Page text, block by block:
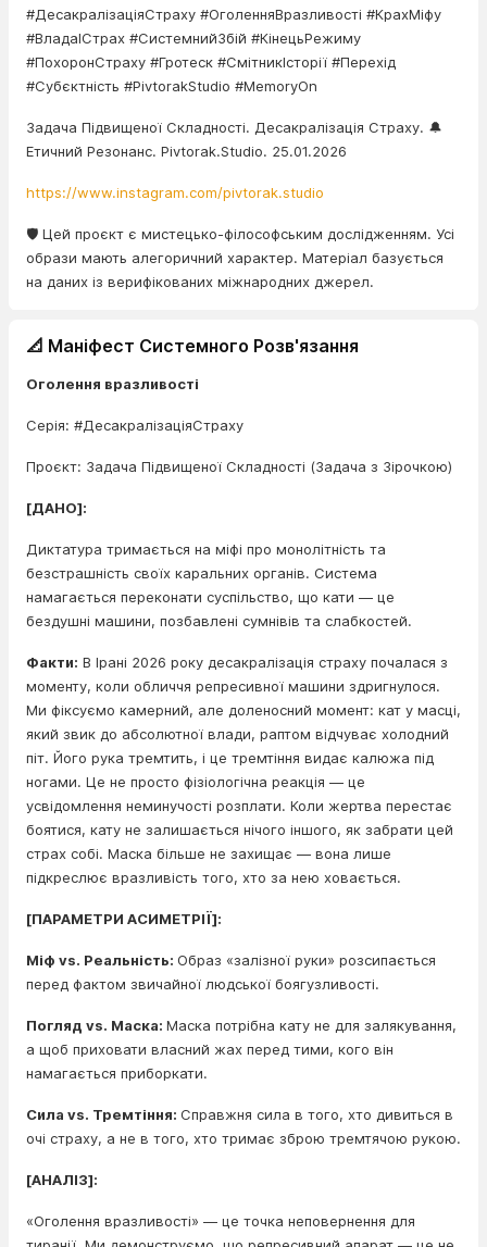
#ДесакралізаціяСтраху #ОголенняВразливості #КрахМіфу
#ВладаІСтрах #СистемнийЗбій #КінецьРежиму
#ПохоронСтраху #Гротеск #СмітникІсторії #Перехід
#Субєктність #PivtorakStudio #MemoryOn
Задача Підвищеної Складності. Десакралізація Страху. 🔔
Етичний Резонанс. Pivtorak.Studio. 25.01.2026
https://www.instagram.com/pivtorak.studio
🛡️ Цей проєкт є мистецько-філософським дослідженням. Усі
образи мають алегоричний характер. Матеріал базується
на даних із верифікованих міжнародних джерел.
📐 Маніфест Системного Розв'язання
Оголення вразливості
Серія: #ДесакралізаціяСтраху
Проєкт: Задача Підвищеної Складності (Задача з Зірочкою)
[ДАНО]:
Диктатура тримається на міфі про монолітність та
безстрашність своїх каральних органів. Система
намагається переконати суспільство, що кати — це
бездушні машини, позбавлені сумнівів та слабкостей.
Факти: В Ірані 2026 року десакралізація страху почалася з
моменту, коли обличчя репресивної машини здригнулося.
Ми фіксуємо камерний, але доленосний момент: кат у масці,
який звик до абсолютної влади, раптом відчуває холодний
піт. Його рука тремтить, і це тремтіння видає калюжа під
ногами. Це не просто фізіологічна реакція — це
усвідомлення неминучості розплати. Коли жертва перестає
боятися, кату не залишається нічого іншого, як забрати цей
страх собі. Маска більше не захищає — вона лише
підкреслює вразливість того, хто за нею ховається.
[ПАРАМЕТРИ АСИМЕТРІЇ]:
Міф vs. Реальність: Образ «залізної руки» розсипається
перед фактом звичайної людської боягузливості.
Погляд vs. Маска: Маска потрібна кату не для залякування,
а щоб приховати власний жах перед тими, кого він
намагається приборкати.
Сила vs. Тремтіння: Справжня сила в того, хто дивиться в
очі страху, а не в того, хто тримає зброю тремтячою рукою.
[АНАЛІЗ]:
«Оголення вразливості» — це точка неповернення для